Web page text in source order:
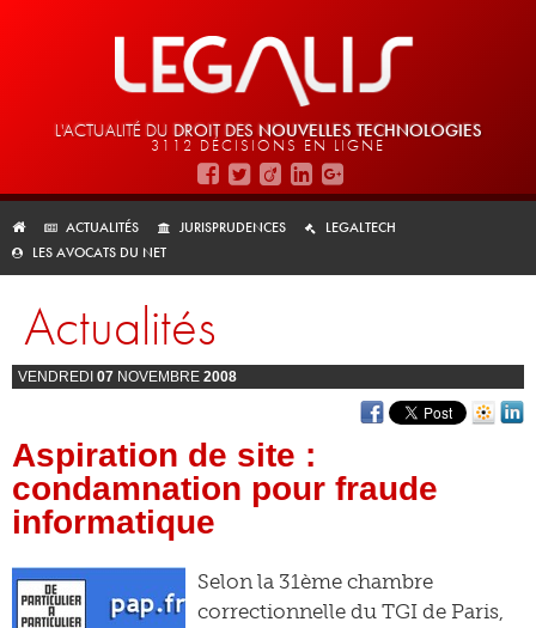
L'ACTUALITÉ DU DROIT DES NOUVELLES TECHNOLOGIES
3112 DÉCISIONS EN LIGNE
ACTUALITÉS JURISPRUDENCES
LEGALTECH
LES AVOCATS DU NET
Actualités
VENDREDI 07 NOVEMBRE 2008
Aspiration de site :
condamnation pour fraude
informatique
Selon la 31ème chambre
correctionnelle du TGI de Paris,